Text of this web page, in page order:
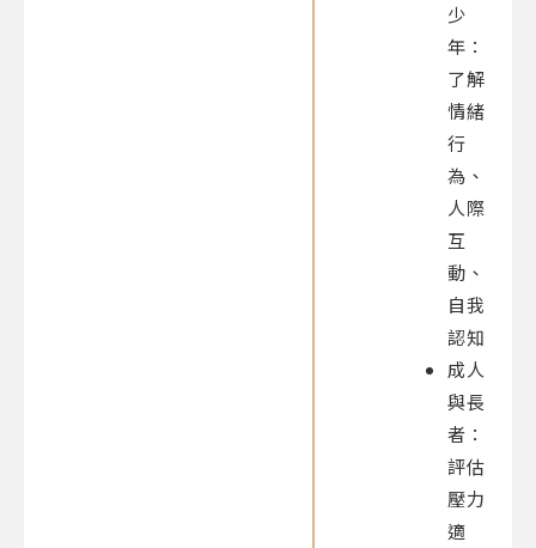
少
年：
了解
情緒
行
為、
人際
互
動、
自我
認知
成人
與長
者：
評估
壓力
適